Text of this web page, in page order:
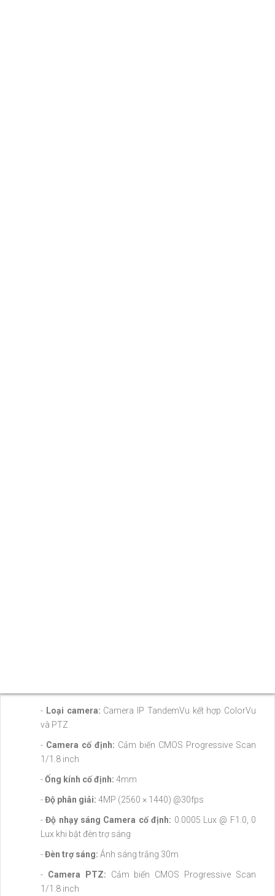
- Loại camera: Camera IP TandemVu kết hợp ColorVu
và PTZ
- Camera cố định: Cảm biến CMOS Progressive Scan
1/1.8 inch
-Ống kính cố định: 4mm
-Độ phân giải: 4MP (2560 × 1440) @30fps
-Độ nhạy sáng Camera cố định: 0.0005 Lux @ F1.0, 0
Lux khi bật đèn trợ sáng
-Đèn trợ sáng: Ánh sáng trắng 30m
- Camera PTZ: Cảm biến CMOS Progressive Scan
1/1.8 inch